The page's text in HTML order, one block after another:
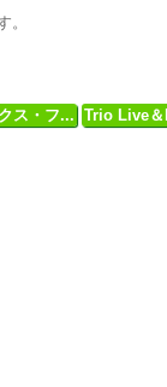
。
ス・フ... Trio Live